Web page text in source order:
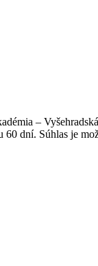
–
60 dní. Súhlas je